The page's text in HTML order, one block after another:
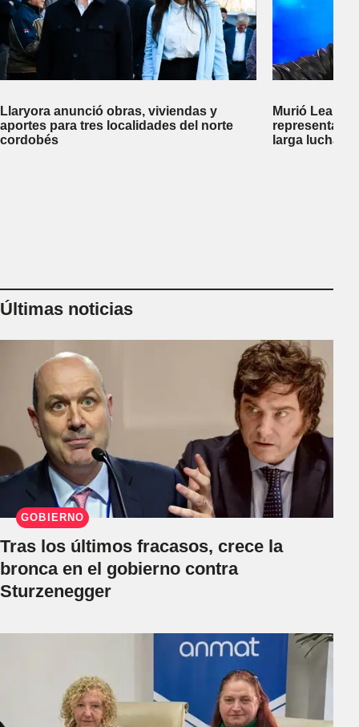
Llaryora anunció obras, viviendas y
aportes para tres localidades del norte
cordobés
Murió
larga lucha
Últimas noticias
GOBIERNO
Tras los últimos fracasos, crece la
bronca en el gobierno contra
Sturzenegger